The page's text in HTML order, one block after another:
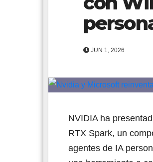
JUN 1, 2026
NVIDIA ha
RTX Spark, un
agentes de IA